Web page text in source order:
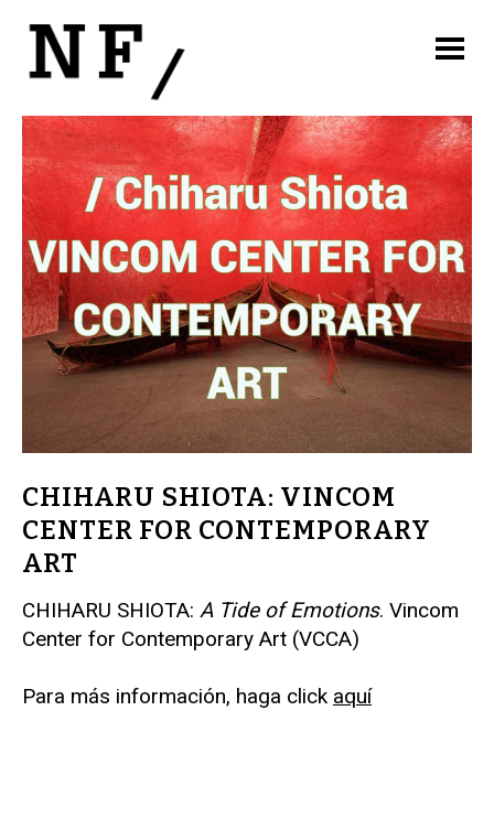
CHIHARU SHIOTA: VINCOM
CENTER FOR CONTEMPORARY
ART
CHIHARU SHIOTA: A Tide of Emotions. Vincom
Center for Contemporary Art (VCCA)
Para más información, haga click aquí